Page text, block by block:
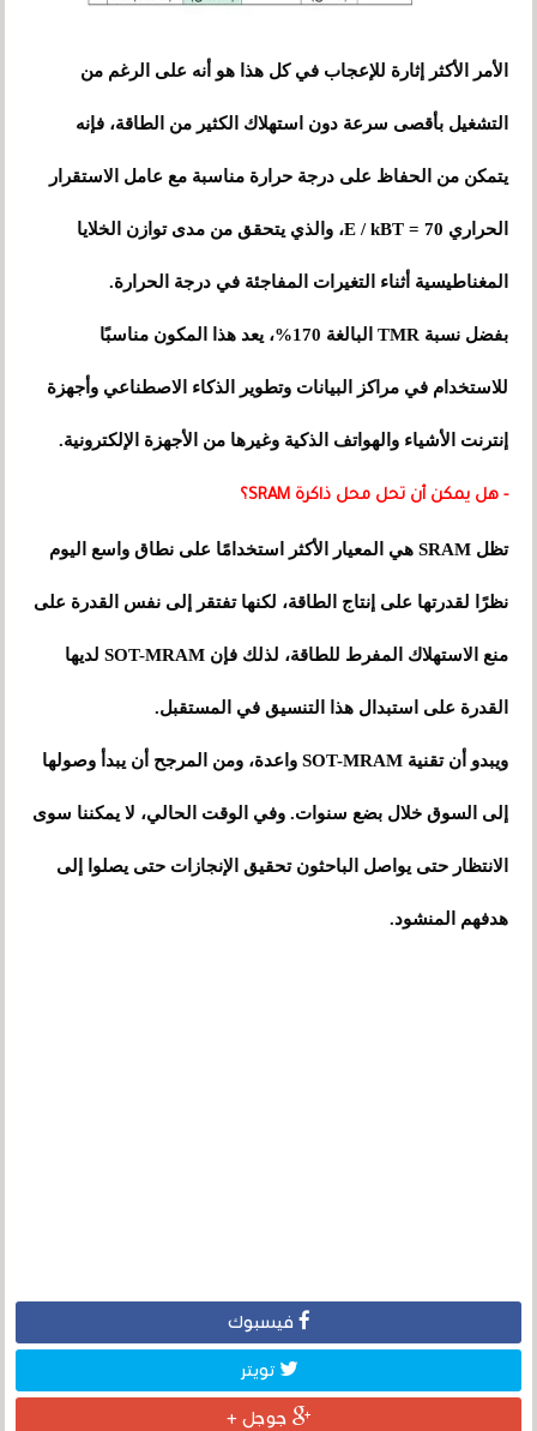
الأمر الأكثر إثارة للإعجاب في كل هذا هو أنه على الرغم من
التشغيل بأقصى سرعة دون استهلاك الكثير من الطاقة، فإنه
يتمكن من الحفاظ على درجة حرارة مناسبة مع عامل الاستقرار
الحراري E / kBT = 70، والذي يتحقق من مدى توازن الخلايا
المغناطيسية أثناء التغيرات المفاجئة في درجة الحرارة.
بفضل نسبة TMR البالغة 170%، يعد هذا المكون مناسبًا
للاستخدام في مراكز البيانات وتطوير الذكاء الاصطناعي وأجهزة
إنترنت الأشياء والهواتف الذكية وغيرها من الأجهزة الإلكترونية.
- هل يمكن أن تحل محل ذاكرة SRAM؟
تظل SRAM هي المعيار الأكثر استخدامًا على نطاق واسع اليوم
نظرًا لقدرتها على إنتاج الطاقة، لكنها تفتقر إلى نفس القدرة على
منع الاستهلاك المفرط للطاقة، لذلك فإن SOT-MRAM لديها
القدرة على استبدال هذا التنسيق في المستقبل.
ويبدو أن تقنية SOT-MRAM واعدة، ومن المرجح أن يبدأ وصولها
إلى السوق خلال بضع سنوات. وفي الوقت الحالي، لا يمكننا سوى
الانتظار حتى يواصل الباحثون تحقيق الإنجازات حتى يصلوا إلى
هدفهم المنشود.
فيسبوك
تويتر
جوجل +